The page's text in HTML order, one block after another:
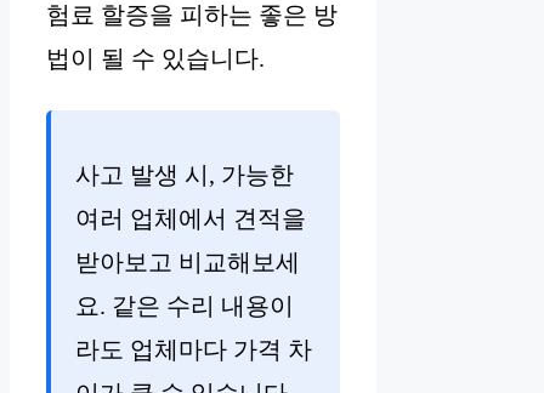
험료 할증을 피하는 좋은 방
법이 될 수 있습니다.
사고 발생 시, 가능한
여러 업체에서 견적을
받아보고 비교해보세
요. 같은 수리 내용이
라도 업체마다 가격 차